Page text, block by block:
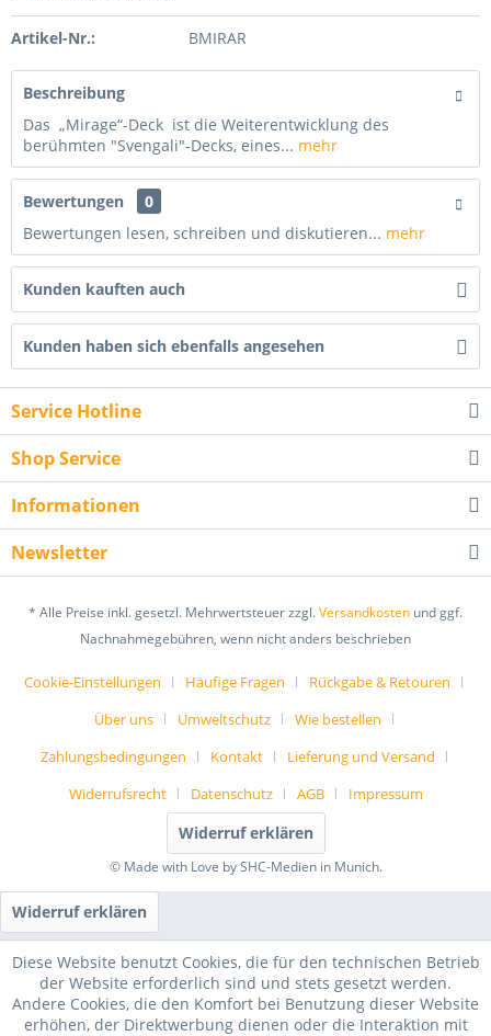
Artikel-Nr.: BMIRAR
Beschreibung
Das „Mirage“-Deck ist die Weiterentwicklung des
berühmten "Svengali"-Decks, eines... mehr
Bewertungen
0
Bewertungen lesen, schreiben und diskutieren... mehr
Kunden kauften auch
Kunden haben sich ebenfalls angesehen
Service Hotline
Shop Service
Informationen
Newsletter
* Alle Preise inkl. gesetzl. Mehrwertsteuer zzgl.Versandkosten und ggf.
Nachnahmegebühren, wenn nicht anders beschrieben
Cookie-Einstellungen Häufige Fragen
Rückgabe & Retouren
Über uns
Umweltschutz
Wie bestellen
Zahlungsbedingungen
Kontakt
Lieferung und Versand
Widerrufsrecht
Datenschutz AGB Impressum
Widerruf erklären
© Made with Love by SHC-Medien in Munich.
Diese Website benutzt Cookies, die für den technischen Betrieb
der Website erforderlich sind und stets gesetzt werden.
Andere Cookies, die den Komfort bei Benutzung dieser Website
erhöhen, der Direktwerbung dienen oder die Interaktion mit
Widerruf erklären